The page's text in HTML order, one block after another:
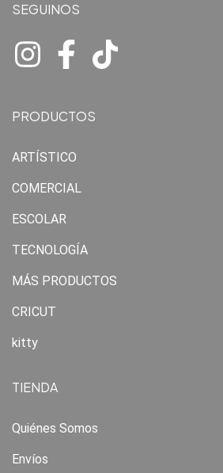
SEGUINOS
PRODUCTOS
ARTÍSTICO
COMERCIAL
ESCOLAR
TECNOLOGÍA
MÁS PRODUCTOS
CRICUT
kitty
TIENDA
Quiénes Somos
Envíos